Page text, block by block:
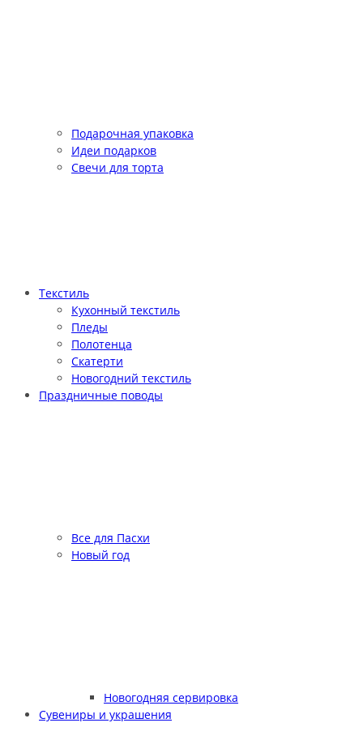
Подарочная упаковка
Идеи подарков
Свечи для торта
Текстиль
Кухонный текстиль
Пледы
Полотенца
Скатерти
Новогодний текстиль
Праздничные поводы
Все для Пасхи
Новый год
Новогодняя сервировка
Сувениры и украшения